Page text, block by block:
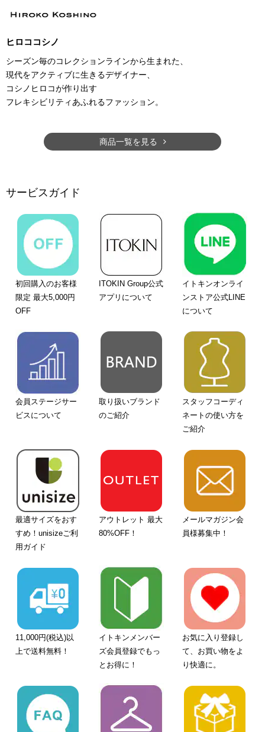
ヒロココシノ
シーズン毎のコレクションラインから生まれた、
現代をアクティブに生きるデザイナー、
コシノヒロコが作り出す
フレキシビリティあふれるファッション。
商品一覧を見る
サービスガイド
初回購入のお客様
限定 最大5,000円
OFF
ITOKIN Group公式
アプリについて
イトキンオンライ
ンストア公式LINE
について
会員ステージサー
ビスについて
取り扱いブランド
のご紹介
スタッフコーディ
ネートの使い方を
ご紹介
最適サイズをおす
すめ！unisizeご利
用ガイド
アウトレット 最大
80%OFF！
メールマガジン会
員様募集中！
11,000円(税込)以
上で送料無料！
イトキンメンバー
ズ会員登録でもっ
とお得に！
お気に入り登録し
て、お買い物をよ
り快適に。